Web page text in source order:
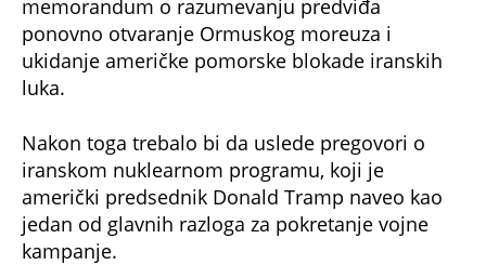
memorandum o razumevanju predviđa
ponovno otvaranje Ormuskog moreuza i
ukidanje američke pomorske blokade iranskih
luka.
Nakon toga trebalo bi da uslede pregovori o
iranskom nuklearnom programu, koji je
američki predsednik Donald Tramp naveo kao
jedan od glavnih razloga za pokretanje vojne
kampanje.